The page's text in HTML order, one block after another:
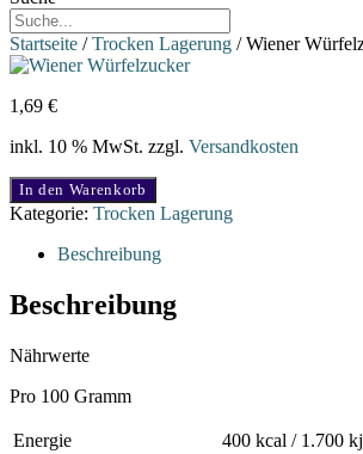
Startseite /Trocken Lagerung / Wiener
1,69 €
inkl. 10 % MwSt. zzgl. Versandkosten
Wiener
Würfelzucker
Menge
In den Warenkorb
Kategorie: Trocken Lagerung
Beschreibung
Beschreibung
Nährwerte
Pro 100 Gramm
Energie
400 kcal / 1.700 kj